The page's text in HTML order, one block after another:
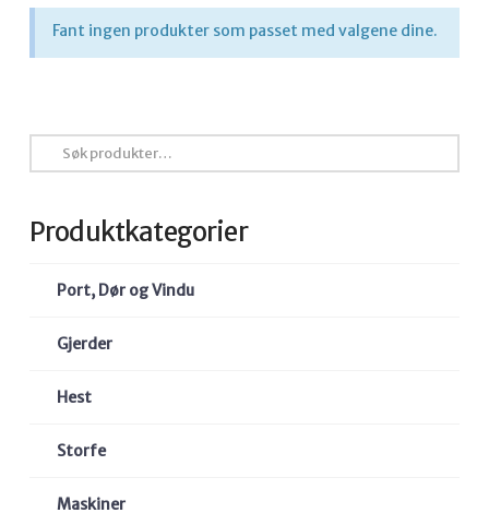
Fant ingen produkter som passet med valgene dine.
etter:
Produktkategorier
Port, Dør og Vindu
Gjerder
Hest
Storfe
Maskiner